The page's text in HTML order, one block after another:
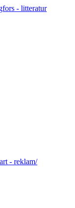
- litteratur
- reklam/